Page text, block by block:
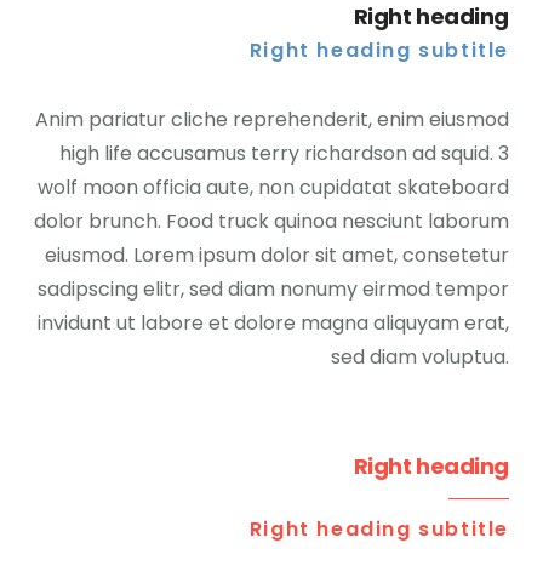
Right heading
Right heading subtitle
Anim pariatur cliche reprehenderit, enim eiusmod
high life accusamus terry richardson ad squid. 3
wolf moon officia aute, non cupidatat skateboard
dolor brunch. Food truck quinoa nesciunt laborum
eiusmod. Lorem ipsum dolor sit amet, consetetur
sadipscing elitr, sed diam nonumy eirmod tempor
invidunt ut labore et dolore magna aliquyam erat,
sed diam voluptua.
Right heading
Right heading subtitle